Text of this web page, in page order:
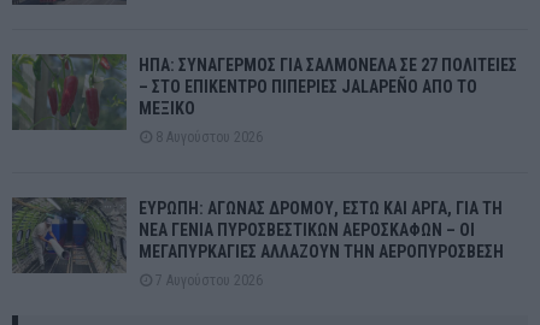
ΗΠΑ: ΣΥΝΑΓΕΡΜΟΣ ΓΙΑ ΣΑΛΜΟΝΕΛΑ ΣΕ 27 ΠΟΛΙΤΕΙΕΣ
– ΣΤΟ ΕΠΙΚΕΝΤΡΟ ΠΙΠΕΡΙΕΣ JALAPEÑO ΑΠΟ ΤΟ
ΜΕΞΙΚΟ
8 Αυγούστου 2026
ΕΥΡΩΠΗ: ΑΓΩΝΑΣ ΔΡΟΜΟΥ, ΕΣΤΩ ΚΑΙ ΑΡΓΑ, ΓΙΑ ΤΗ
ΝΕΑ ΓΕΝΙΑ ΠΥΡΟΣΒΕΣΤΙΚΩΝ ΑΕΡΟΣΚΑΦΩΝ – ΟΙ
ΜΕΓΑΠΥΡΚΑΓΙΕΣ ΑΛΛΑΖΟΥΝ ΤΗΝ ΑΕΡΟΠΥΡΟΣΒΕΣΗ
7 Αυγούστου 2026